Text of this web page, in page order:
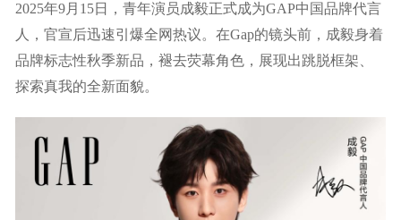
2025年9月15日，青年演员成毅正式成为GAP中国品牌代言
人，官宣后迅速引爆全网热议。在Gap的镜头前，成毅身着
品牌标志性秋季新品，褪去荧幕角色，展现出跳脱框架、
探索真我的全新面貌。